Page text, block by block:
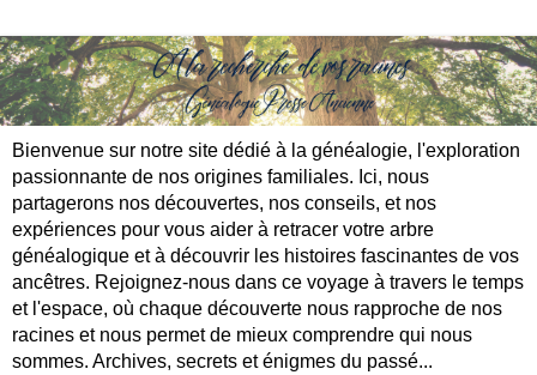
Bienvenue sur notre site dédié à la généalogie, l'exploration
passionnante de nos origines familiales. Ici, nous
partagerons nos découvertes, nos conseils, et nos
expériences pour vous aider à retracer votre arbre
généalogique et à découvrir les histoires fascinantes de vos
ancêtres. Rejoignez-nous dans ce voyage à travers le temps
et l'espace, où chaque découverte nous rapproche de nos
racines et nous permet de mieux comprendre qui nous
sommes. Archives, secrets et énigmes du passé...